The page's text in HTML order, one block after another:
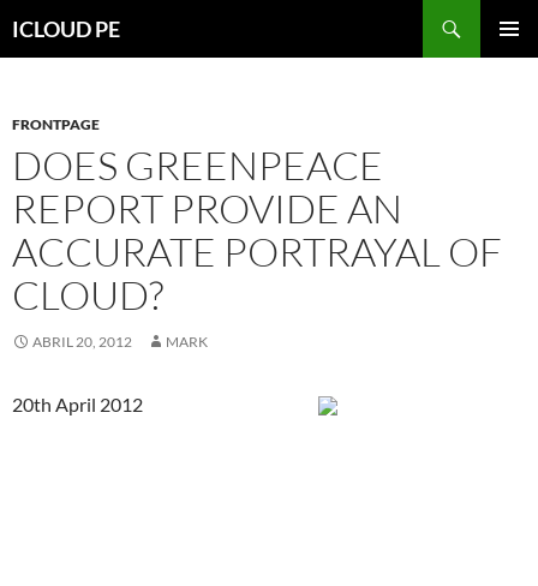
hacia
ICLOUD PE
FRONTPAGE
DOES GREENPEACE
REPORT PROVIDE AN
ACCURATE PORTRAYAL OF
CLOUD?
ABRIL 20, 2012 MARK
20th April 2012